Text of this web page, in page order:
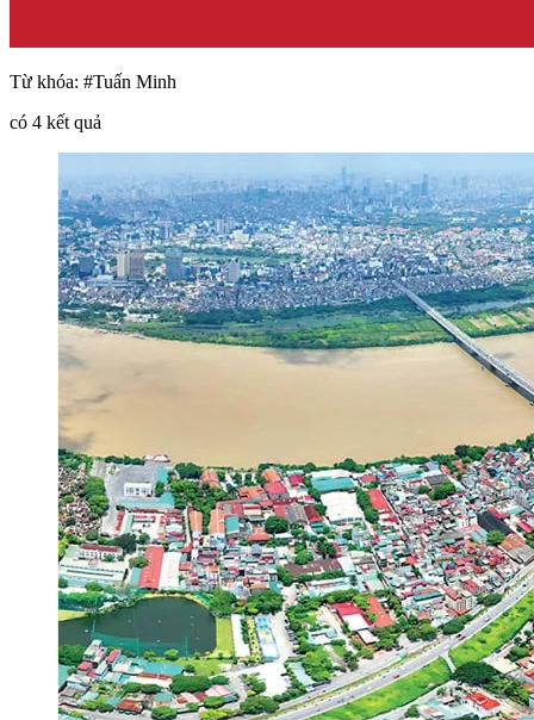
Từ khóa: #Tuấn Minh
có 4 kết quả